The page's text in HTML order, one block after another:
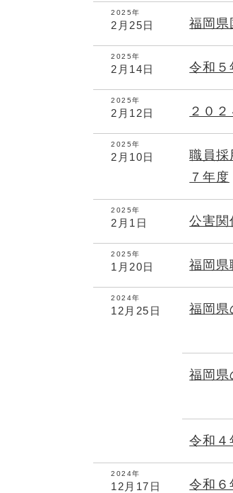
2025年
2月25日 福岡県
2025年
2月14日 令和５
2025年
2月12日 ２０２
2025年
2月10日
職員
７年度
2025年
2月1日 公害関
2025年
1月20日 福岡県
2024年
12月25日 福岡県
福岡県
令和４
2024年
12月17日
令和６